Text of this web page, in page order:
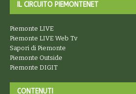
IL CIRCUITO PIEMONTENET
Piemonte LIVE
Piemonte LIVE Web Tv
Sapori di Piemonte
Piemonte Outside
Piemonte DIGIT
CONTENUTI